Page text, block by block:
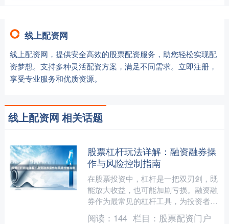
线上配资网
线上配资网，提供安全高效的股票配资服务，助您轻松实现配
资梦想。支持多种灵活配资方案，满足不同需求。立即注册，
享受专业服务和优质资源。
线上配资网 相关话题
股票杠杆玩法详解：融资融券操
作与风险控制指南
在股票投资中，杠杆是一把双刃剑，既
能放大收益，也可能加剧亏损。融资融
券作为最常见的杠杆工具，为投资者提
供了更多的操作空间，但也伴随着更高
阅读： 144 栏目： 股票配资门户